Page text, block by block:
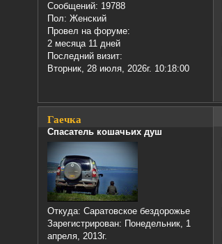
Сообщений: 19788
Пол: Женский
Провел на форуме:
2 месяца 11 дней
Последний визит:
Вторник, 28 июля, 2026г. 10:18:00
Гаечка
Спасатель кошачьих душ
Откуда: Саратовское бездорожье
Зарегистрирован: Понедельник, 1
апреля, 2013г.